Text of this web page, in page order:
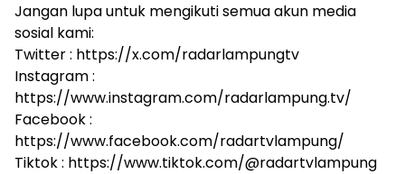
Jangan lupa untuk mengikuti semua akun media
sosial kami:
Twitter : https://x.com/radarlampungtv
Instagram :
https://www.instagram.com/radarlampung.tv/
Facebook :
https://www.facebook.com/radartvlampung/
Tiktok : https://www.tiktok.com/@radartvlampung